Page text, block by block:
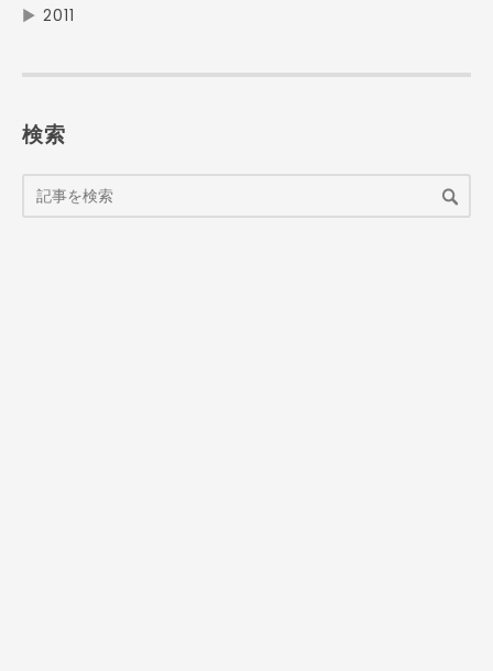
▶ 2011
検索